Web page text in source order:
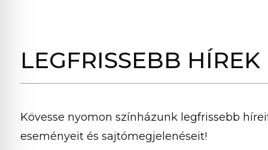
LEGFRISSEBB HÍREK
Kövesse nyomon színházunk legfrissebb
eseményeit és sajtómegjelenéseit!